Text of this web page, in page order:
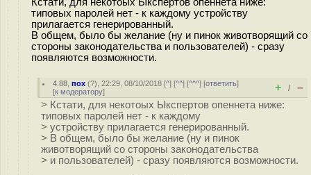
типовых паролей нет - к каждому устройству
прилагается генерированный.
В общем, было бы желание (ну и пинок животворящий со
стороны законодательства и пользователей) - сразу
появляются возможности.
4.88 ,пох (?), 22:29, 08/10/2018 [^] [^^] [^^^] [ответить]
[к модератору] + / –
> Кстати, для некотоых Ыкспертов опеннета ниже:
типовых паролей нет - к каждому
> устройству прилагается генерированный.
> В общем, было бы желание (ну и пинок
животворящий со стороны законодательства
> и пользователей) - сразу появляются возможности.